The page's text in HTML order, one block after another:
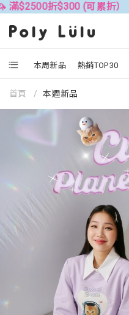
折$300 (可累折）
本周新品 熱銷TOP30
首頁 本週新品